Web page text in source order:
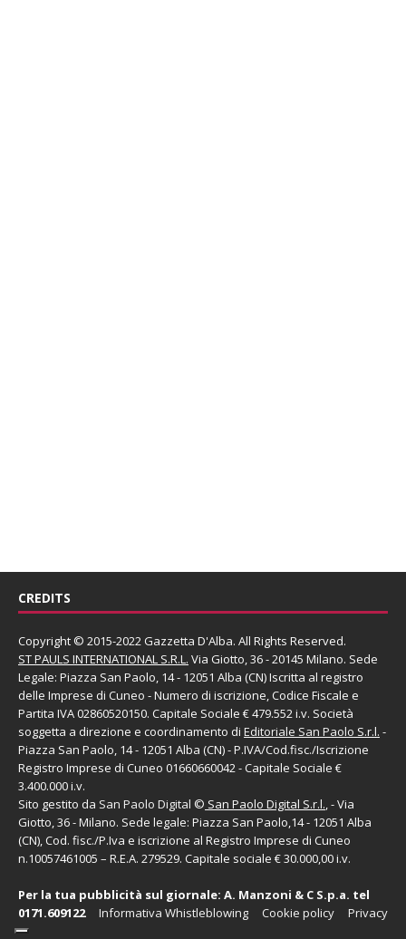
CREDITS
Copyright © 2015-2022 Gazzetta D'Alba. All Rights Reserved.
ST PAULS INTERNATIONAL S.R.L. Via Giotto, 36 - 20145 Milano. Sede
Legale: Piazza San Paolo, 14 - 12051 Alba (CN) Iscritta al registro
delle Imprese di Cuneo - Numero di iscrizione, Codice Fiscale e
Partita IVA 02860520150. Capitale Sociale € 479.552 i.v. Società
soggetta a direzione e coordinamento di Editoriale San Paolo S.r.l. -
Piazza San Paolo, 14 - 12051 Alba (CN) - P.IVA/Cod.fisc./Iscrizione
Registro Imprese di Cuneo 01660660042 - Capitale Sociale €
3.400.000 i.v.
Sito gestito da San Paolo Digital © San Paolo Digital S.r.l., - Via
Giotto, 36 - Milano. Sede legale: Piazza San Paolo,14 - 12051 Alba
(CN), Cod. fisc./P.Iva e iscrizione al Registro Imprese di Cuneo
n.10057461005 – R.E.A. 279529. Capitale sociale € 30.000,00 i.v.
Per la tua pubblicità sul giornale: A. Manzoni & C S.p.a. tel
0171.609122
Privacy
Cookie policy
Informativa Whistleblowing